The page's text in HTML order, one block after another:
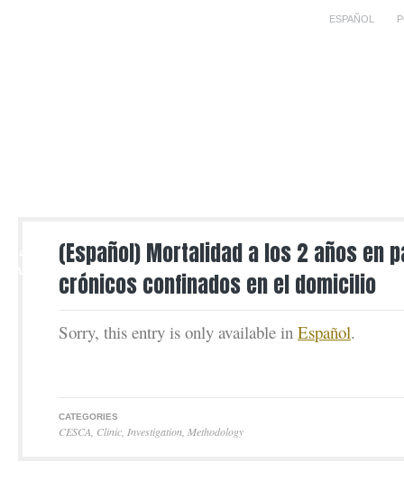
ESPAÑOL
(Español) Mortalidad a los 2 años en
crónicos confinados en el domicilio
Sorry, this entry is only available in Español.
CATEGORIES
CESCA Clinic Investigation Methodology